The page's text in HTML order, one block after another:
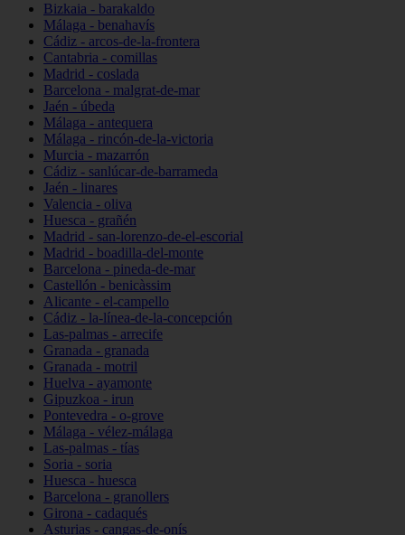
Bizkaia - barakaldo
Málaga - benahavís
Cádiz - arcos-de-la-frontera
Cantabria - comillas
Madrid - coslada
Barcelona - malgrat-de-mar
Jaén - úbeda
Málaga - antequera
Málaga - rincón-de-la-victoria
Murcia - mazarrón
Cádiz - sanlúcar-de-barrameda
Jaén - linares
Valencia - oliva
Huesca - grañén
Madrid - san-lorenzo-de-el-escorial
Madrid - boadilla-del-monte
Barcelona - pineda-de-mar
Castellón - benicàssim
Alicante - el-campello
Cádiz - la-línea-de-la-concepción
Las-palmas - arrecife
Granada - granada
Granada - motril
Huelva - ayamonte
Gipuzkoa - irun
Pontevedra - o-grove
Málaga - vélez-málaga
Las-palmas - tías
Soria - soria
Huesca - huesca
Barcelona - granollers
Girona - cadaqués
Asturias - cangas-de-onís